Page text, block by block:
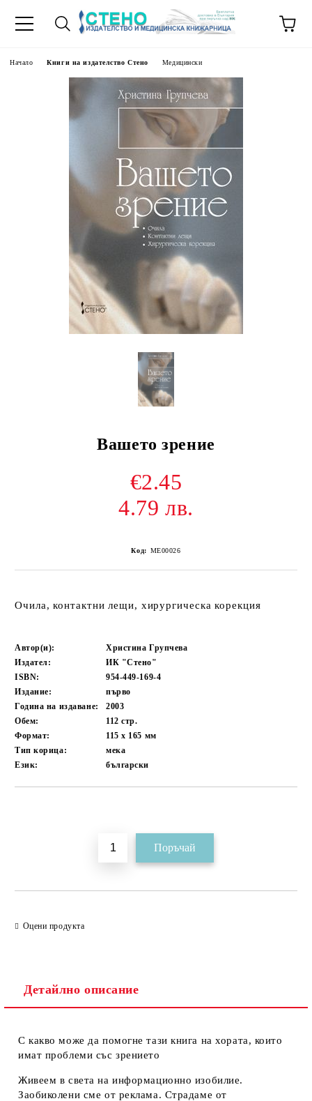
Начало Книги на издателство Стено Медицински
Вашето зрение
€2.45
4.79 лв.
Код: ME00026
Очила, контактни лещи, хирургическа корекция
Автор(и):
Христина Групчева
Издател:
ИК "Стено"
ISBN:
954-449-169-4
Издание:
първо
Година на издаване:
2003
Обем:
112стр.
Формат:
115 x 165 мм
Тип корица:
мека
Език:
български
Оцени продукта
Детайлно описание
С какво може да помогне тази книга на хората, които
имат проблеми със зрението
Живеем в света на информационно изобилие.
Заобиколени сме от реклама. Страдаме от